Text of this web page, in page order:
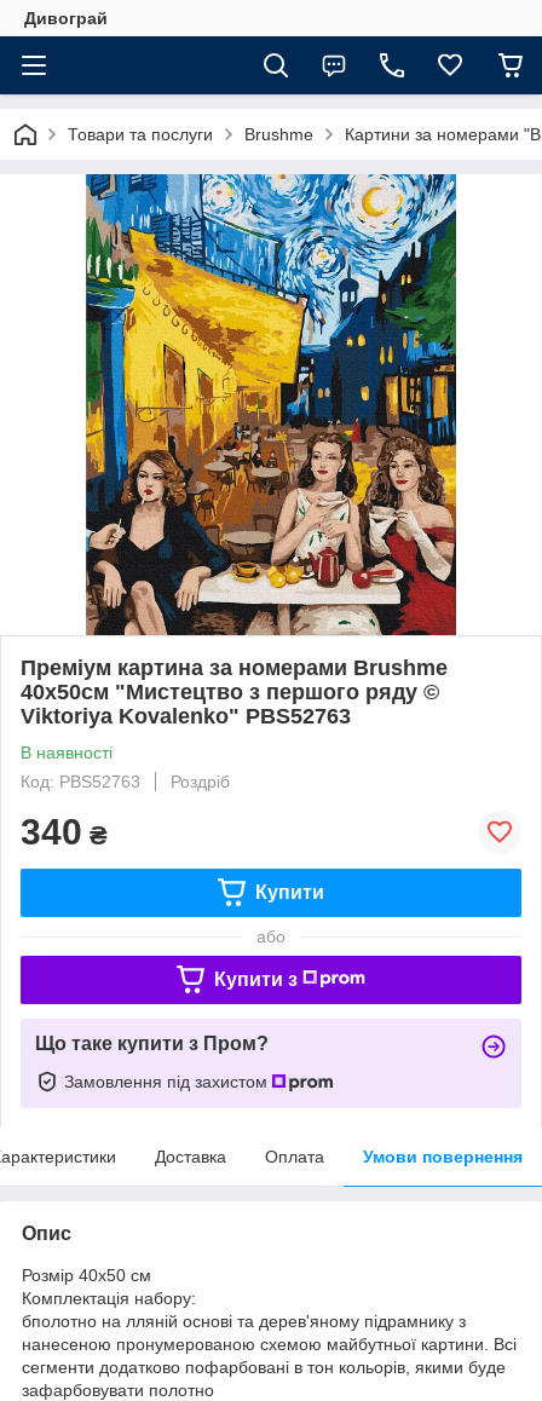
Дивограй
Товари та послуги Brushme Картини за номерами
Преміум картина за номерами Brushme
40x50см "Мистецтво з першого ряду ©
Viktoriya Kovalenko" PBS52763
В наявності
Код: PBS52763
Роздріб
340 ₴
Купити
або
Купити з
Що таке купити з Пром?
Замовлення під захистом
Доставка Оплата Умови повернення
Опис
Розмір 40x50 см
Комплектація набору:
бполотно на лляній основі та дерев'яному підрамнику з
нанесеною пронумерованою схемою майбутньої картини. Всі
сегменти додатково пофарбовані в тон кольорів, якими буде
зафарбовувати полотно